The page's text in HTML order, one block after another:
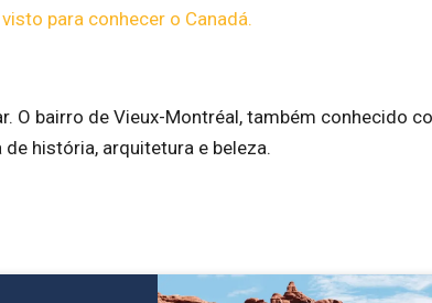
para conhecer o Canadá.
O bairro de Vieux-Montréal, também conhecido
história, arquitetura e beleza.